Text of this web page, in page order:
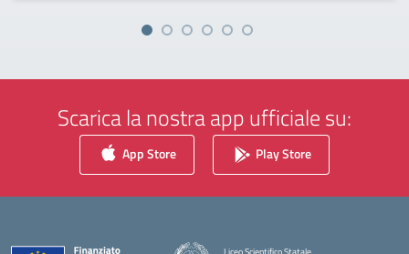
Scarica la nostra app ufficiale su:
App Store Play Store
Liceo Scientifico Statale